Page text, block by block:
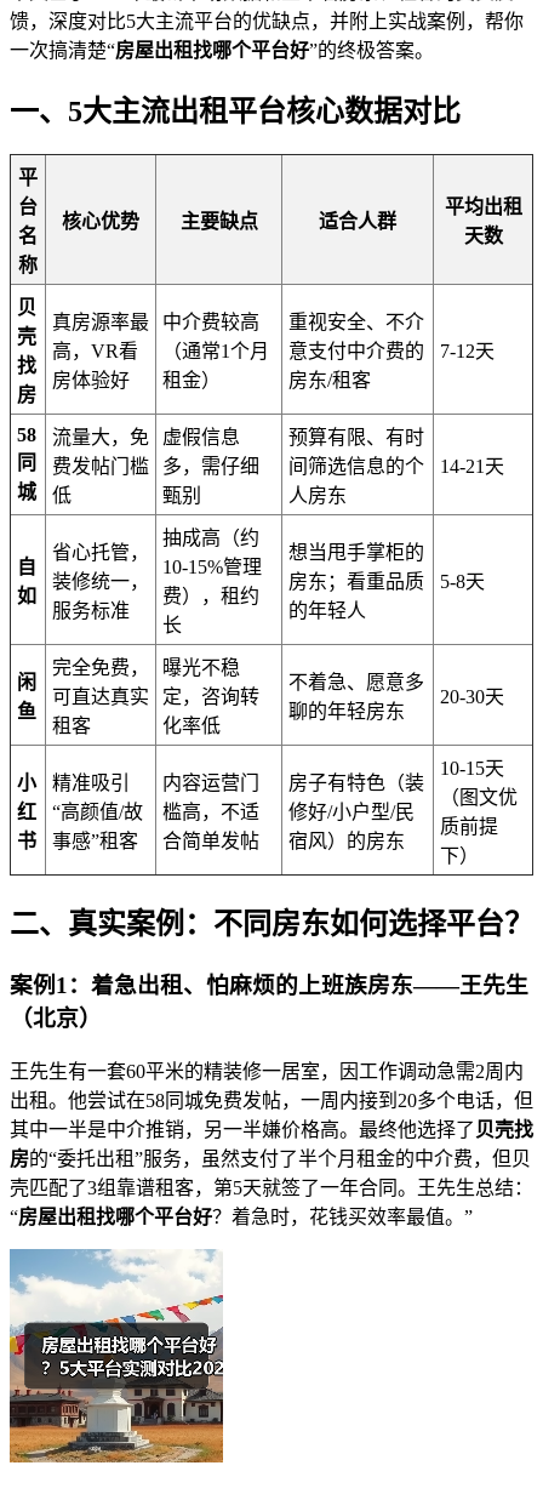
馈，深度对比5大主流平台的优缺点，并附上实战案例，帮你
一次搞清楚“房屋出租找哪个平台好”的终极答案。
一、5大主流出租平台核心数据对比
平
台
名
称
核心优势 主要缺点 适合人群
平均出租
天数
贝
壳
找
房
真房源率最
高，VR看
房体验好
中介费较高
（通常1个月
租金）
重视安全、不介
意支付中介费的
房东/租客
7-12天
58
同
城
流量大，免
费发帖门槛
低
虚假信息
多，需仔细
甄别
预算有限、有时
间筛选信息的个
人房东
14-21天
自
如
省心托管，
装修统一，
服务标准
抽成高（约
10-15%管理
费），租约
长
想当甩手掌柜的
房东；看重品质
的年轻人
5-8天
闲
鱼
完全免费，
可直达真实
租客
曝光不稳
定，咨询转
化率低
不着急、愿意多
聊的年轻房东
20-30天
小
红
书
精准吸引
“高颜值/故
事感”租客
内容运营门
槛高，不适
合简单发帖
房子有特色（装
修好/小户型/民
宿风）的房东
10-15天
（图文优
质前提
下）
二、真实案例：不同房东如何选择平台？
案例1：着急出租、怕麻烦的上班族房东——王先生
（北京）
王先生有一套60平米的精装修一居室，因工作调动急需2周内
出租。他尝试在58同城免费发帖，一周内接到20多个电话，但
其中一半是中介推销，另一半嫌价格高。最终他选择了 贝壳找
房的“委托出租”服务，虽然支付了半个月租金的中介费，但贝
壳匹配了3组靠谱租客，第5天就签了一年合同。王先生总结：
“房屋出租找哪个平台好？着急时，花钱买效率最值。”